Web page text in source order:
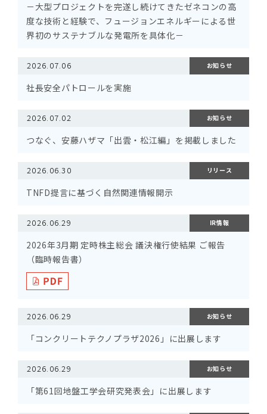
－大型プロジェクトを完遂し続けてきたゼネコンの高
度な技術と経験で、フュージョンエネルギーによる世
界初のサステナブルな発電所を具体化－
2026.07.06 お知らせ
社長安全パトロールを実施
2026.07.02 お知らせ
つなぐ、安藤ハザマ「出雲・松江編」を掲載しました
2026.06.30 リリース
TNFD提言に基づく自然関連情報開示
2026.06.29 IR情報
2026年3月期 定時株主総会 議決権行使結果 ご報告
（臨時報告書）
2026.06.29 お知らせ
「コンクリートテクノプラザ2026」に出展します
2026.06.29 お知らせ
「第61回地盤工学会研究発表会」に出展します